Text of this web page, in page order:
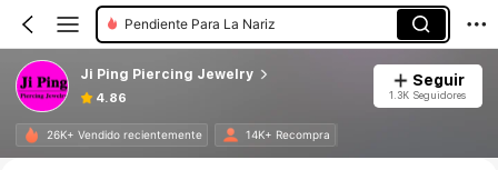
Pendiente Para La Nariz
Ji Ping Piercing Jewelry
4.86
Seguir
1.3K Seguidores
26K+ Vendido recientemente 14K+ Recompra